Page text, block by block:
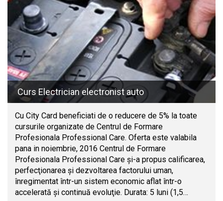
Curs Electrician electronist auto
Cu City Card beneficiati de o reducere de 5% la toate
cursurile organizate de Centrul de Formare
Profesionala Professional Care. Oferta este valabila
pana in noiembrie, 2016 Centrul de Formare
Profesionala Professional Care şi-a propus calificarea,
perfecţionarea şi dezvoltarea factorului uman,
înregimentat într-un sistem economic aflat într-o
accelerată şi continuă evoluţie. Durata: 5 luni (1,5…